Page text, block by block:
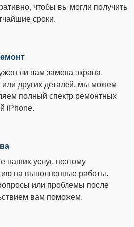
чтобы вы могли получить
сроки.
ли вам замена экрана,
или других деталей, мы можем
полный спектр ремонтных
iPhone.
наших услуг, поэтому
на выполненные работы.
или проблемы после
вам поможем.